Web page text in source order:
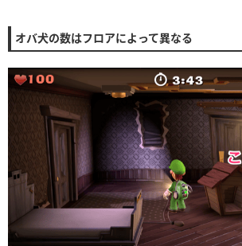
オバ犬の数はフロアによって異なる